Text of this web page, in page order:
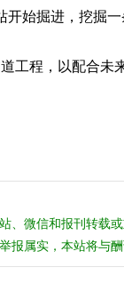
始掘进，挖掘
工程，以配合未
、微信和报刊转载或
报属实，本站将与酬